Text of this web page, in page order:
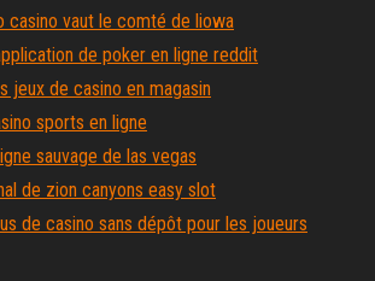
casino vaut le comté de liowa
de poker en ligne reddit
jeux de casino en magasin
sports en ligne
sauvage de las vegas
de zion canyons easy slot
de casino sans dépôt pour les joueurs